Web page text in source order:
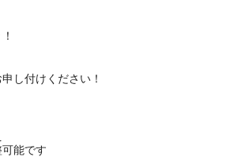
し付けください！
能です